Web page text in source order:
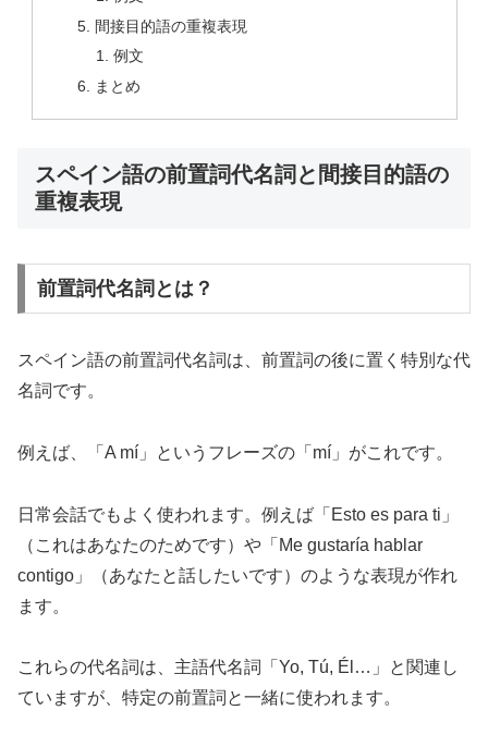
間接目的語の重複表現
例文
まとめ
スペイン語の前置詞代名詞と間接目的語の
重複表現
前置詞代名詞とは？
スペイン語の前置詞代名詞は、前置詞の後に置く特別な代
名詞です。
例えば、「A mí」というフレーズの「mí」がこれです。
日常会話でもよく使われます。例えば「Esto es para ti」
（これはあなたのためです）や「Me gustaría hablar
contigo」（あなたと話したいです）のような表現が作れ
ます。
これらの代名詞は、主語代名詞「Yo, Tú, Él…」と関連し
ていますが、特定の前置詞と一緒に使われます。